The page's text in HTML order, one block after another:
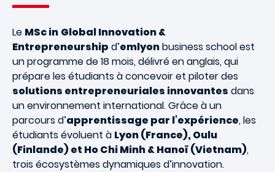
Le MSc in Global Innovation &
Entrepreneurship d’emlyonbusiness school est
un programme de 18 mois, délivré en anglais, qui
prépare les étudiants à concevoir et piloter des
solutions entrepreneuriales innovantes dans
un environnement international. Grâce à un
parcours d’apprentissage par l’expérience, les
étudiants évoluent à Lyon (France), Oulu
(Finlande) et Ho Chi Minh & Hanoï (Vietnam),
trois écosystèmes dynamiques d’innovation.